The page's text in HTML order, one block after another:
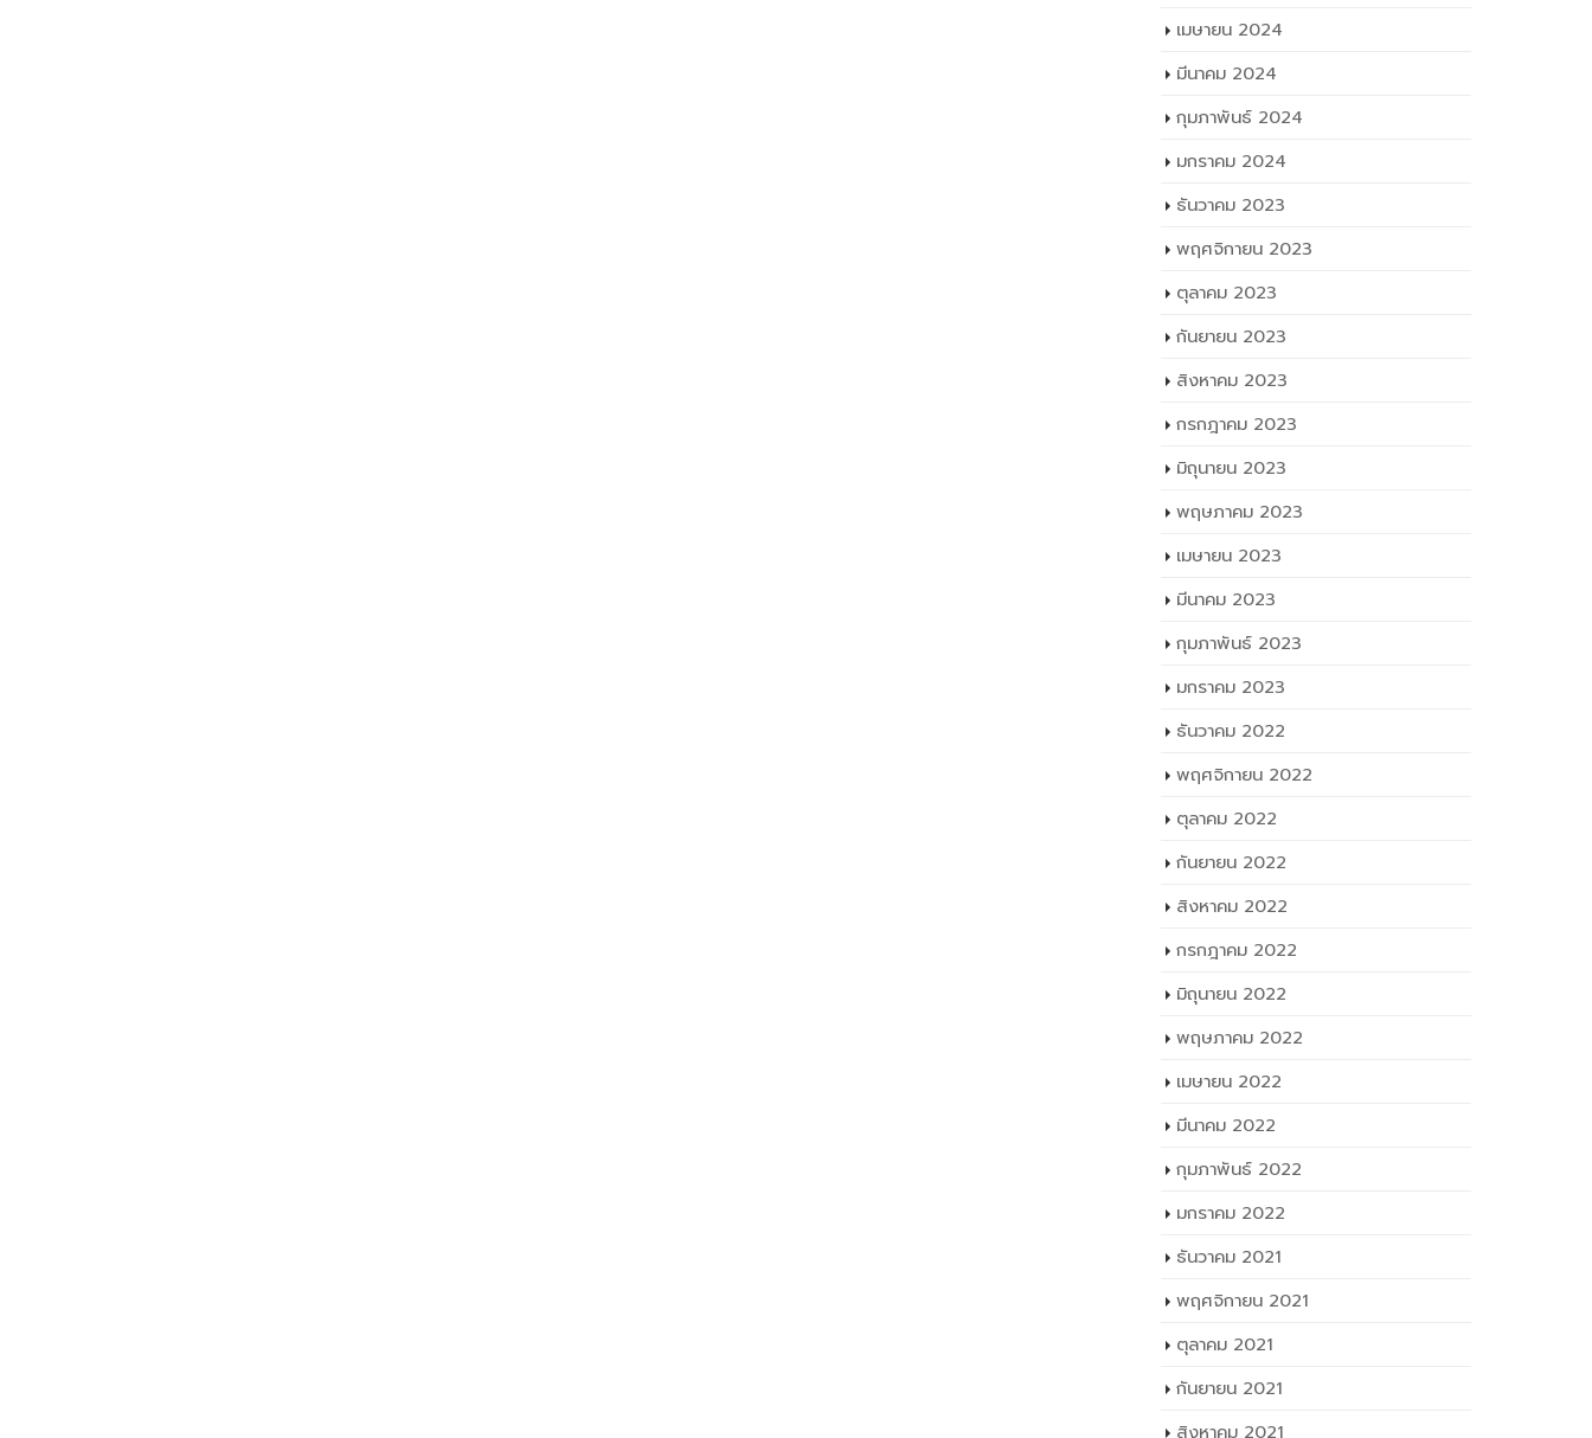
เมษายน 2024
มีนาคม 2024
กุมภาพันธ์ 2024
มกราคม 2024
ธันวาคม 2023
พฤศจิกายน 2023
ตุลาคม 2023
กันยายน 2023
สิงหาคม 2023
กรกฎาคม 2023
มิถุนายน 2023
พฤษภาคม 2023
เมษายน 2023
มีนาคม 2023
กุมภาพันธ์ 2023
มกราคม 2023
ธันวาคม 2022
พฤศจิกายน 2022
ตุลาคม 2022
กันยายน 2022
สิงหาคม 2022
กรกฎาคม 2022
มิถุนายน 2022
พฤษภาคม 2022
เมษายน 2022
มีนาคม 2022
กุมภาพันธ์ 2022
มกราคม 2022
ธันวาคม 2021
พฤศจิกายน 2021
ตุลาคม 2021
กันยายน 2021
สิงหาคม 2021